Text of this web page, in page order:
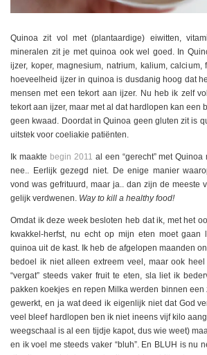
Quinoa zit vol met (plantaardige) eiwitten,
mineralen zit je met quinoa ook wel goed. In
ijzer, koper, magnesium, natrium, kalium, calcium,
hoeveelheid ijzer in quinoa is dusdanig hoog dat
mensen met een tekort aan ijzer. Nu heb ik zelf
tekort aan ijzer, maar met al dat hardlopen kan een
geen kwaad. Doordat in Quinoa geen gluten zit is
uitstek voor coeliakie patiënten.
Ik maakte begin 2011 al een “gerecht” met
nee.. Eerlijk gezegd niet. De enige manier
vond was gefrituurd, maar ja.. dan zijn de meeste
gelijk verdwenen. Way to kill a healthy food!
Omdat ik deze week besloten heb dat ik, met het
kwakkel-herfst, nu echt op mijn eten moet gaan
quinoa uit de kast. Ik heb de afgelopen maanden
bedoel ik niet alleen extreem veel, maar ook
“vergat” steeds vaker fruit te eten, sla liet ik
pakken koekjes en repen Milka werden binnen een
gewerkt, en ja wat deed ik eigenlijk niet dat God
veel bleef hardlopen ben ik niet ineens vijf kilo
weegschaal is al een tijdje kapot, dus wie weet)
en ik voel me steeds vaker “bluh”. En BLUH is nu